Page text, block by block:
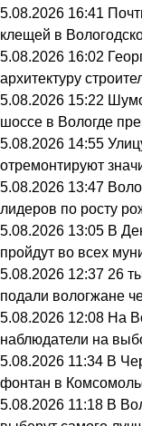
5.08.2026 16:41
клещей в
5.08.2026 16:02
архитектуру
5.08.2026 15:22
шоссе в Вологде
5.08.2026 14:55
отремонтируют
5.08.2026 13:47
лидеров по росту
5.08.2026 13:05 В
пройдут во всех
5.08.2026 12:37 26
подали вологжане
5.08.2026 12:08 На
наблюдатели на
5.08.2026 11:34 В
фонтан в
5.08.2026 11:18 В